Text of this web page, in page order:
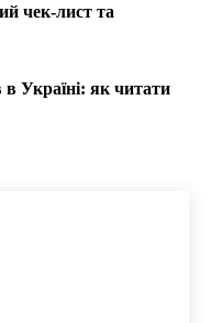
чек-лист та
в Україні: як читати